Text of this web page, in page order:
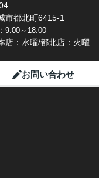
市都北町6415-1
9:00～18:00
店：水曜/都北店：火曜
お問い合わせ